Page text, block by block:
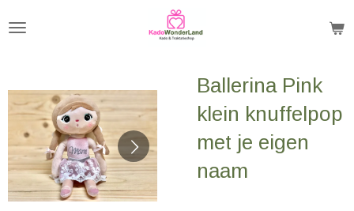
hoofdinhoud
Ballerina Pink
klein knuffelpop
met je eigen
naam